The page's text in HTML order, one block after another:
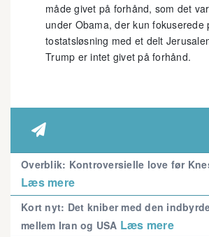
måde givet på forhånd, som det
under Obama, der kun fokuserede
tostatsløsning med et delt
Trump er intet givet på forhånd.

Overblik: Kontroversielle love før
Læs mere
Kort nyt: Det kniber med den
mellem Iran og USA Læs mere